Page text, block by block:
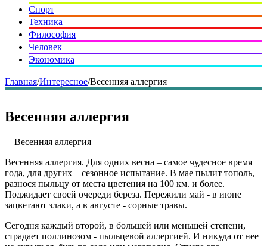
Спорт
Техника
Философия
Человек
Экономика
Главная/Интересное/Весенняя аллергия
Весенняя аллергия
Весенняя аллергия
Весенняя аллергия. Для одних весна – самое чудесное время
года, для других – сезонное испытание. В мае пылит тополь,
разнося пыльцу от места цветения на 100 км. и более.
Поджидает своей очереди береза. Пережили май - в июне
зацветают злаки, а в августе - сорные травы.
Сегодня каждый второй, в большей или меньшей степени,
страдает поллинозом - пыльцевой аллергией. И никуда от нее